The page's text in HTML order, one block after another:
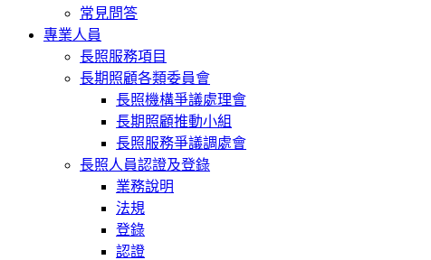
常見問答
專業人員
長照服務項目
長期照顧各類委員會
長照機構爭議處理會
長期照顧推動小組
長照服務爭議調處會
長照人員認證及登錄
業務說明
法規
登錄
認證